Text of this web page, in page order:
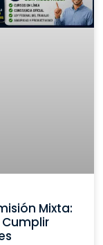
Mixta: